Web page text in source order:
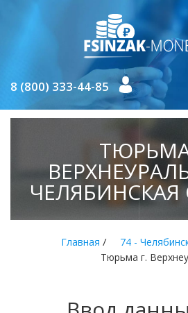
8 (800) 333-44-85
ЧЕЛЯБИНСКАЯ
Главная / 74 -
Тюрьма г.